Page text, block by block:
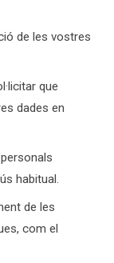
de les vostres
que
dades en
habitual.
de les
com el